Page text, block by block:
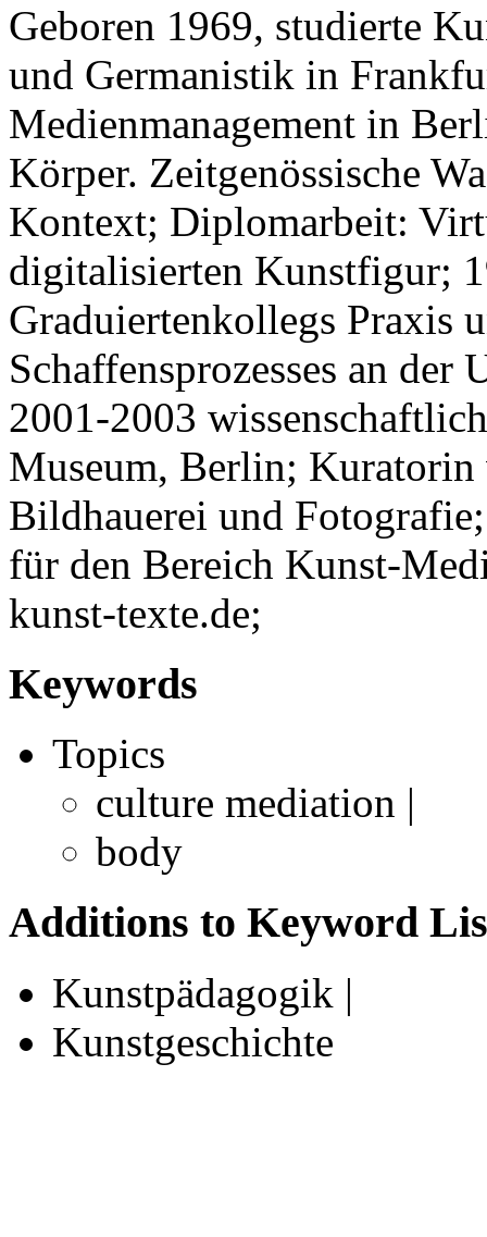
Geboren 1969, studierte
und Germanistik in
Medienmanagement in
Körper. Zeitgenössische
Kontext; Diplomarbeit:
digitalisierten Kunstfigur;
Graduiertenkollegs Praxis
Schaffensprozesses an
2001-2003
Museum, Berlin; Kuratorin
Bildhauerei und
für den Bereich Kunst-
kunst-texte.de;
Keywords
Topics
culture mediation |
body
Additions to Keyword
Kunstpädagogik |
Kunstgeschichte